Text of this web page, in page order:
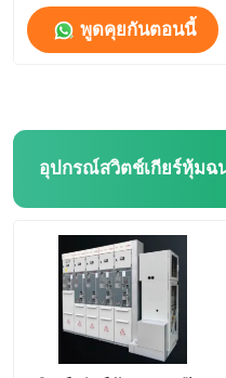
พูดคุยกันตอนนี้
อุปกรณ์สวิตช์เกียร์หุ้มฉ